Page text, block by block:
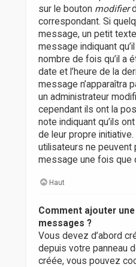
sur le bouton modifier
correspondant. Si
message, un petit
message indiquant
nombre de fois qu’il a
date et l’heure de la
message n’apparaîtra
un administrateur
cependant ils ont la
note indiquant qu’ils
de leur propre
utilisateurs ne peuvent
message une fois que
Haut
Comment ajouter
messages ?
Vous devez d’abord
depuis votre panneau
créée, vous pouvez